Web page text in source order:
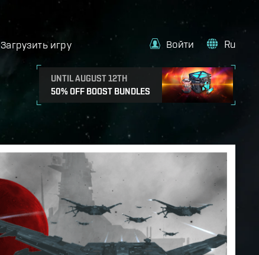
Загрузить игру
UNTIL AUGUST 12TH
50% OFF BOOST BUNDLES
Войти Ru